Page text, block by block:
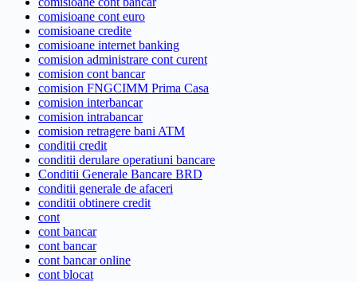
comisioane cont euro
comisioane credite
comisioane internet banking
comision administrare cont curent
comision cont bancar
comision FNGCIMM Prima Casa
comision interbancar
comision intrabancar
comision retragere bani ATM
conditii credit
conditii derulare operatiuni bancare
Conditii Generale Bancare BRD
conditii generale de afaceri
conditii obtinere credit
cont
cont bancar
cont bancar
cont bancar online
cont blocat